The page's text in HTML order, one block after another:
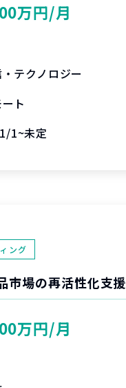
万円/月
テクノロジー
ト
1~未定
ング
市場の再活性化支援
万円/月